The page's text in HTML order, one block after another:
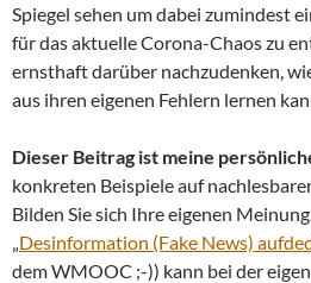
Spiegel sehen um dabei zumindest
für das aktuelle Corona-Chaos zu
ernsthaft darüber nachzudenken,
aus ihren eigenen Fehlern lernen
Dieser Beitrag ist meine
konkreten Beispiele auf
Bilden Sie sich Ihre eigenen
Desinformation (Fake News)
dem WMOOC ;-)) kann bei der